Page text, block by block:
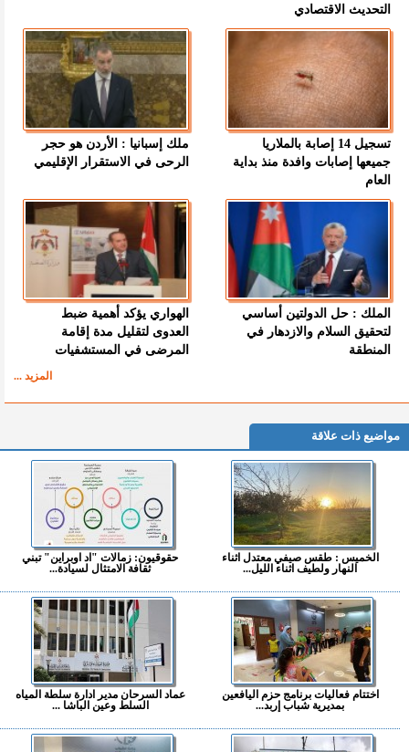
التحديث الاقتصادي
تسجيل 14 إصابة بالملاريا
جميعها إصابات وافدة منذ بداية
العام
ملك إسبانيا : الأردن هو حجر
الرحى في الاستقرار الإقليمي
الملك : حل الدولتين أساسي
لتحقيق السلام والازدهار في
المنطقة
الهواري يؤكد أهمية ضبط
العدوى لتقليل مدة إقامة
المرضى في المستشفيات
المزيد ...
مواضيع ذات علاقة
الخميس : طقس صيفي معتدل اثناء
النهار ولطيف اثناء الليل...
حقوقيون: زمالات "اد اوبراين" تبني
ثقافة الامتثال لسيادة...
اختتام فعاليات برنامج حزم اليافعين
بمديرية شباب إربد...
عماد السرحان مدير ادارة سلطة المياه
السلط وعين الباشا ...